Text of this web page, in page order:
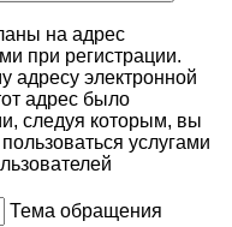
на адрес
при регистрации.
адресу электронной
адрес было
следуя которым, вы
услугами
Тема обращения